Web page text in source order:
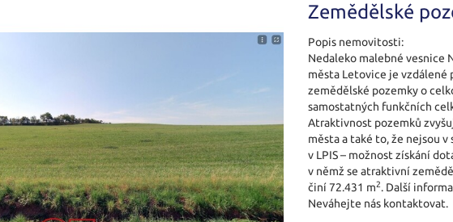
Zemědělské
Popis nemovitosti:
Nedaleko malebné vesnice
města Letovice je vzdálené
zemědělské pozemky o
samostatných funkčních
Atraktivnost pozemků
města a také to, že nejsou
v LPIS – možnost získání
v němž se atraktivní
činí 72.431 m2. Další
Neváhejte nás kontaktovat.